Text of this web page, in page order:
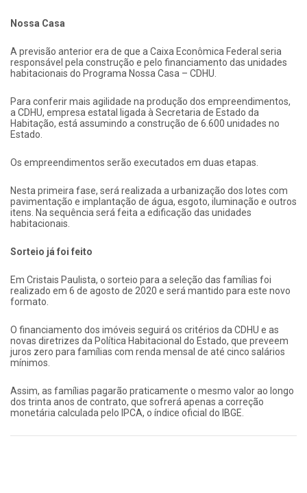
Nossa Casa
A previsão anterior era de que a Caixa Econômica Federal seria
responsável pela construção e pelo financiamento das unidades
habitacionais do Programa Nossa Casa – CDHU.
Para conferir mais agilidade na produção dos empreendimentos,
a CDHU, empresa estatal ligada à Secretaria de Estado da
Habitação, está assumindo a construção de 6.600 unidades no
Estado.
Os empreendimentos serão executados em duas etapas.
Nesta primeira fase, será realizada a urbanização dos lotes com
pavimentação e implantação de água, esgoto, iluminação e outros
itens. Na sequência será feita a edificação das unidades
habitacionais.
Sorteio já foi feito
Em Cristais Paulista, o sorteio para a seleção das famílias foi
realizado em 6 de agosto de 2020 e será mantido para este novo
formato.
O financiamento dos imóveis seguirá os critérios da CDHU e as
novas diretrizes da Política Habitacional do Estado, que preveem
juros zero para famílias com renda mensal de até cinco salários
mínimos.
Assim, as famílias pagarão praticamente o mesmo valor ao longo
dos trinta anos de contrato, que sofrerá apenas a correção
monetária calculada pelo IPCA, o índice oficial do IBGE.